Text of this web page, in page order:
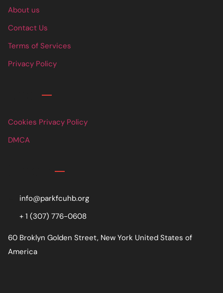
About us
Contact Us
Terms of Services
Privacy Policy
Cookies Privacy Policy
DMCA
info@parkfcuhb.org
+ 1 (307) 776-0608
60 Broklyn Golden Street, New York United States of
America